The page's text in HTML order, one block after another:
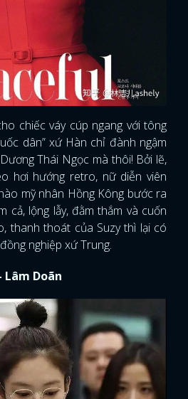
chiếc váy cúp ngang với tông
dân” xứ Hàn chỉ đành ngậm
Thái Ngọc mà thôi! Bởi lẽ,
hơi hướng retro, nữ diễn viên
mỹ nhân Hồng Kông bước ra
cả, lộng lẫy, đằm thắm và cuốn
thanh thoát của Suzy thì lại có
nghiệp xứ Trung.
Lâm Doãn